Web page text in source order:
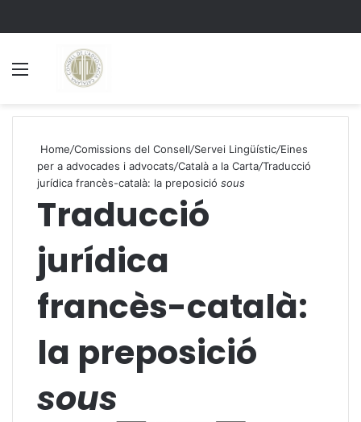
Home/Comissions del Consell/Servei Lingüístic/Eines
per a advocades i advocats/Català a la Carta/Traducció
jurídica francès-català: la preposició sous
Traducció
jurídica
francès-català:
la preposició
sous